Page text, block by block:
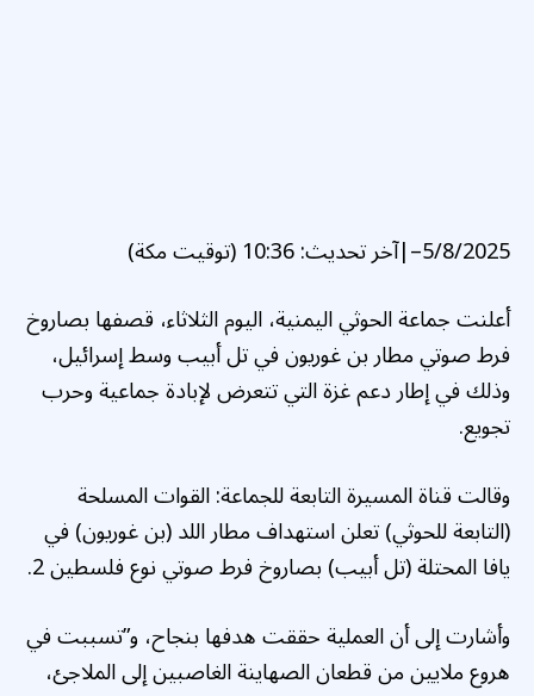
5/8/2025
–
|آخر تحديث:10:36 (توقيت مكة)
أعلنت جماعة الحوثي اليمنية، اليوم الثلاثاء، قصفها بصاروخ
فرط صوتي مطار بن غوريون في تل أبيب وسط إسرائيل،
وذلك في إطار دعم غزة التي تتعرض لإبادة جماعية وحرب
تجويع.
وقالت قناة المسيرة التابعة للجماعة: القوات المسلحة
(التابعة للحوثي) تعلن استهداف مطار اللد (بن غوريون) في
يافا المحتلة (تل أبيب) بصاروخ فرط صوتي نوع فلسطين 2.
وأشارت إلى أن العملية حققت هدفها بنجاح، و”تسببت في
هروع ملايين من قطعان الصهاينة الغاصبين إلى الملاجئ،